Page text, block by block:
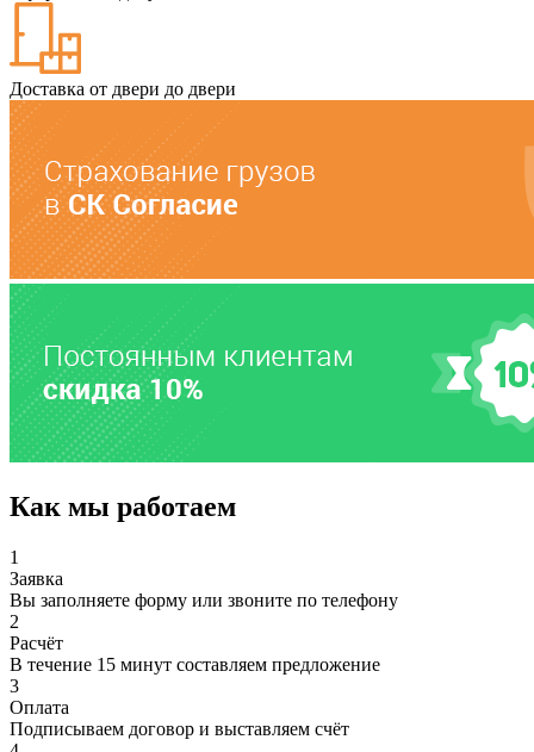
Доставка от двери до двери
Как мы работаем
1
Заявка
Вы заполняете форму или звоните по телефону
2
Расчёт
В течение 15 минут составляем предложение
3
Оплата
Подписываем договор и выставляем счёт